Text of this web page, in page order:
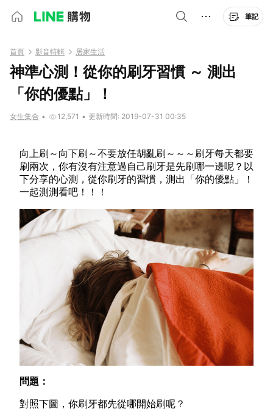
筆記
首頁 影音特輯 居家生活
神準心測！從你的刷牙習慣 ～ 測出
「你的優點」！
女生集合 • 12,571 • 更新時間: 2019-07-31 00:35
向上刷～向下刷～不要放任胡亂刷～～～刷牙每天都要
刷兩次，你有沒有注意過自己刷牙是先刷哪一邊呢？以
下分享的心測，從你刷牙的習慣，測出「你的優點」！
一起測測看吧！！！
問題：
對照下圖，你刷牙都先從哪開始刷呢？